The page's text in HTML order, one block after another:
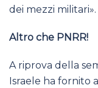
dei mezzi militari».
Altro che PNRR!
A riprova della
Israele ha fornito